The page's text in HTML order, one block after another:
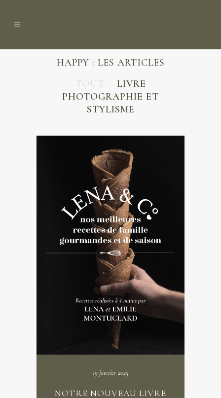
HAPPY : LES ARTICLES
TOUT
LIVRE
PHOTOGRAPHIE ET
STYLISME
19 janvier 2025
NOTRE NOUVEAU LIVRE